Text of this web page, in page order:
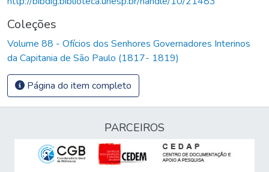
Coleções
Volume 88 - Ofícios dos Senhores Governadores Interinos
da Capitania de São Paulo (1817- 1819)
Página do item completo
PARCEIROS